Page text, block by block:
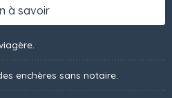
à savoir
enchères sans notaire.